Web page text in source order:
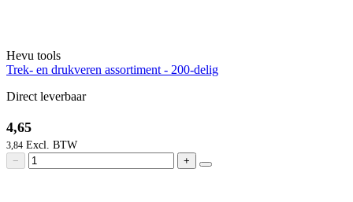
Hevu tools
Trek- en drukveren assortiment - 200-delig
Direct leverbaar
4,65
3,84
− +